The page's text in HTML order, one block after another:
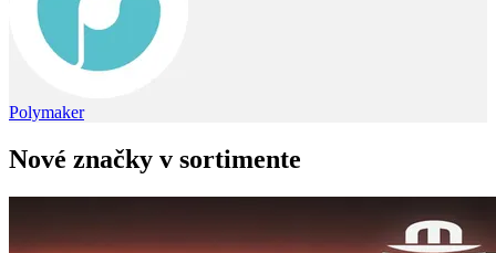
Polymaker
Nové značky v sortimente